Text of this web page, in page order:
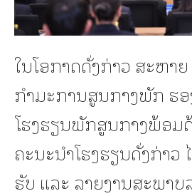
ໃນໂອກາດດັ່ງກ່າວ ສະຫາ
ກໍາມະການສູນກາງພັກ ຮ
ໂຮງຮຽນພັກສູນກາງພ້ອມ
ຄະນະນໍາໂຮງຮຽນດັ່ງກ່າວ
ຮັບ ແລະ ລາຍງານສະພາບ